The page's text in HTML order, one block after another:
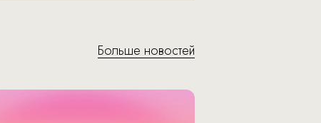
Больше новостей